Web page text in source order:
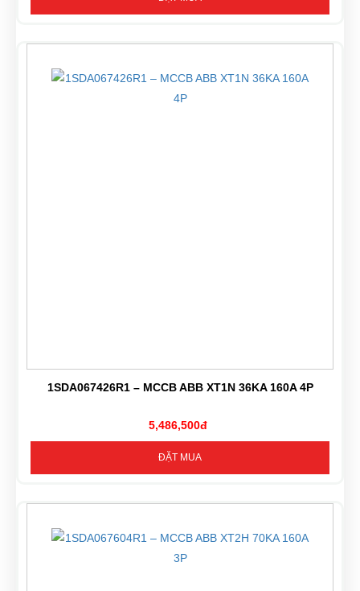
1SDA067426R1 – MCCB ABB XT1N 36KA 160A 4P
5,486,500đ
ĐẶT MUA